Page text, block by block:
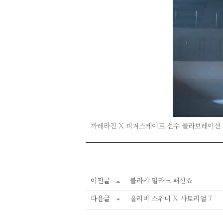
까레라진 X 피겨스케이트 선수 콜라보레이
이전글 블라키 밀라노 패션쇼
다음글 올리버 스위니 X 사토리얼 7